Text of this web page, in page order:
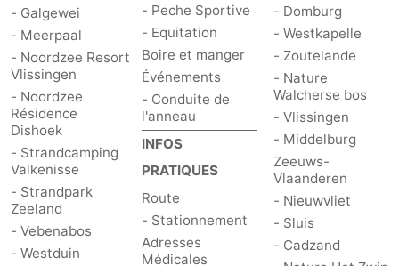
- Galgewei
- Meerpaal
- Noordzee Resort
Vlissingen
- Noordzee
Résidence
Dishoek
- Strandcamping
Valkenisse
- Strandpark
Zeeland
- Vebenabos
- Westduin
- Peche Sportive
- Equitation
Boire et manger
Événements
- Conduite de
l'anneau
INFOS
PRATIQUES
Route
- Stationnement
Adresses
Médicales
- Domburg
- Westkapelle
- Zoutelande
- Nature
Walcherse bos
- Vlissingen
- Middelburg
Zeeuws-
Vlaanderen
- Nieuwvliet
- Sluis
- Cadzand